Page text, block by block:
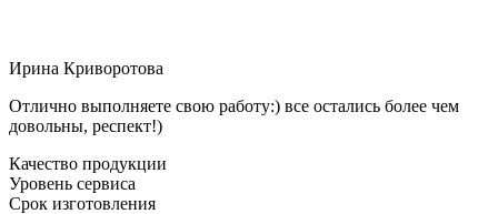
Ирина Криворотова
Отлично выполняете свою работу:) все остались более чем
довольны, респект!)
Качество продукции
Уровень сервиса
Срок изготовления